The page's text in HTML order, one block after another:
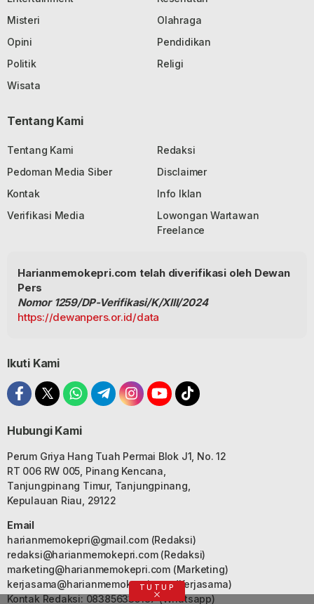
Misteri
Olahraga
Opini
Pendidikan
Politik
Religi
Wisata
Tentang Kami
Tentang Kami
Redaksi
Pedoman Media Siber
Disclaimer
Kontak
Info Iklan
Verifikasi Media
Lowongan Wartawan
Freelance
Harianmemokepri.com telah diverifikasi oleh Dewan
Pers
Nomor 1259/DP-Verifikasi/K/XIII/2024
https://dewanpers.or.id/data
Ikuti Kami
Hubungi Kami
Perum Griya Hang Tuah Permai Blok J1, No. 12
RT 006 RW 005, Pinang Kencana,
Tanjungpinang Timur, Tanjungpinang,
Kepulauan Riau, 29122
Email
harianmemokepri@gmail.com(Redaksi)
redaksi@harianmemokepri.com(Redaksi)
marketing@harianmemokepri.com(Marketing)
kerjasama@harianmemokepri.com(Kerjasama)
Kontak Redaksi: 083856335187 (Whatsapp)
TUTUP